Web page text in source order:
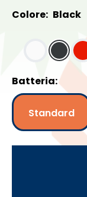
Colore: Black
Batteria:
Standard